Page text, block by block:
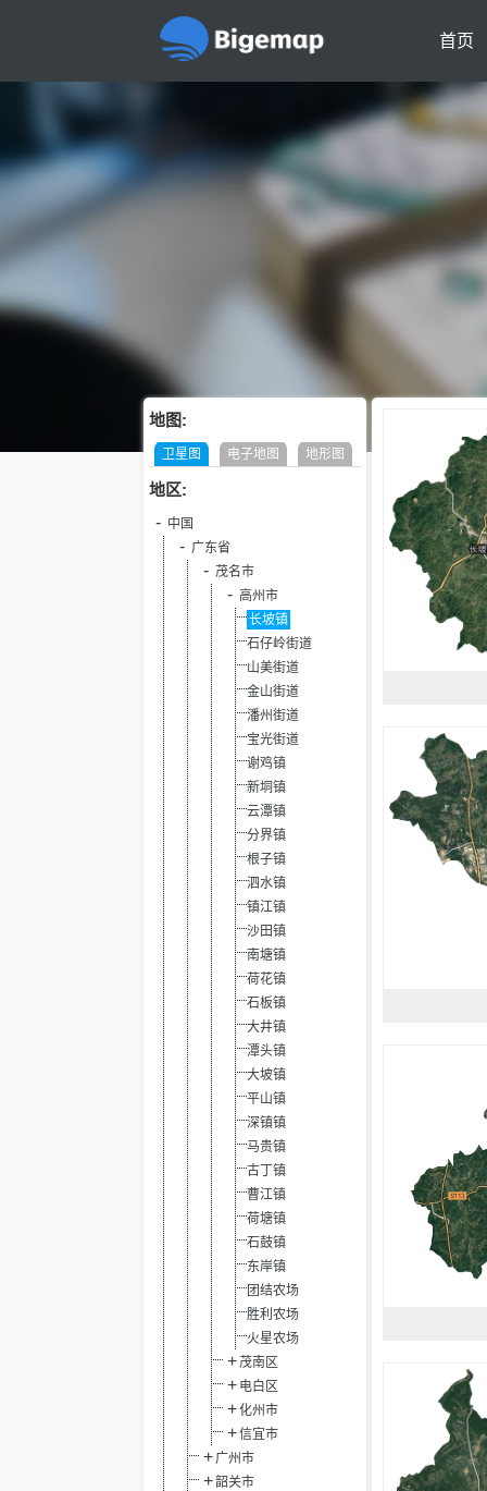
首页
地图:
卫星图 电子地图 地形图
地区:
中国
广东省
茂名市
高州市
长坡镇
石仔岭街道
山美街道
金山街道
潘州街道
宝光街道
谢鸡镇
新垌镇
云潭镇
分界镇
根子镇
泗水镇
镇江镇
沙田镇
南塘镇
荷花镇
石板镇
大井镇
潭头镇
大坡镇
平山镇
深镇镇
马贵镇
古丁镇
曹江镇
荷塘镇
石鼓镇
东岸镇
团结农场
胜利农场
火星农场
茂南区
电白区
化州市
信宜市
广州市
韶关市